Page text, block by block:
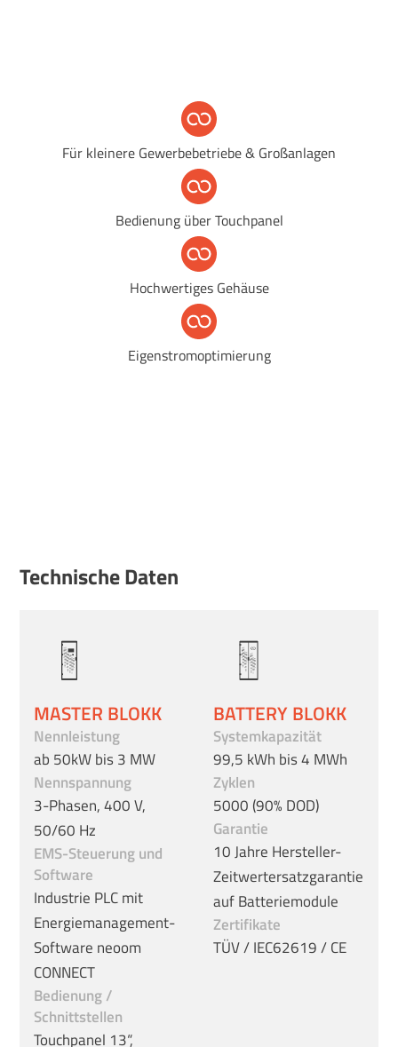
Für kleinere Gewerbebetriebe & Großanlagen
Bedienung über Touchpanel
Hochwertiges Gehäuse
Eigenstromoptimierung
Technische Daten
MASTER BLOKK
Nennleistung
ab 50kW bis 3 MW
Nennspannung
3-Phasen, 400 V,
50/60 Hz
EMS-Steuerung und
Software
Industrie PLC mit
Energiemanagement-
Software neoom
CONNECT
Bedienung /
Schnittstellen
Touchpanel 13“,
BATTERY BLOKK
Systemkapazität
99,5 kWh bis 4 MWh
Zyklen
5000 (90% DOD)
Garantie
10 Jahre Hersteller-
Zeitwertersatzgarantie
auf Batteriemodule
Zertifikate
TÜV / IEC62619 / CE